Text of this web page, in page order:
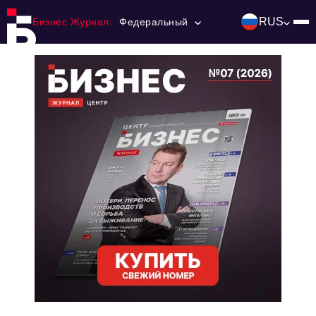
Бизнес Журнал: Федеральный RUS
Ниши и рынки
Технологии и тренды